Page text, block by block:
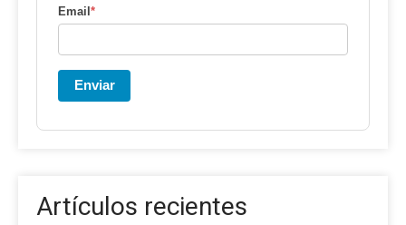
Email*
Enviar
Artículos recientes